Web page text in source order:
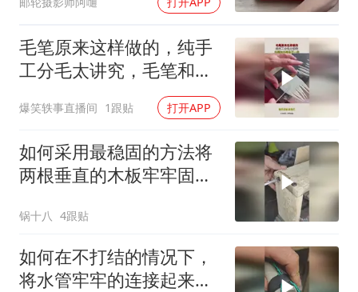
毛笔原来这样做的，纯手
工分毛太讲究，毛笔和毛
爆笑轶事直播间 1跟贴 打开APP
如何采用最稳固的方法将
两根垂直的木板牢牢固定
锅十八 4跟贴
如何在不打结的情况下，
将水管牢牢的连接起来？